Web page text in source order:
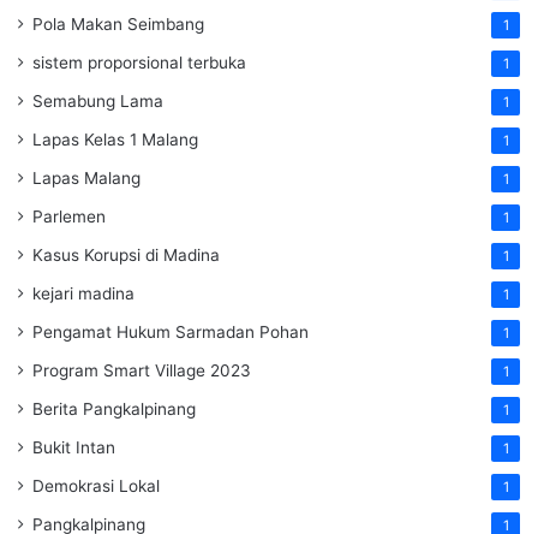
Pola Makan Seimbang 1
sistem proporsional terbuka 1
Semabung Lama 1
Lapas Kelas 1 Malang 1
Lapas Malang 1
Parlemen 1
Kasus Korupsi di Madina 1
kejari madina 1
Pengamat Hukum Sarmadan Pohan 1
Program Smart Village 2023 1
Berita Pangkalpinang 1
Bukit Intan 1
Demokrasi Lokal 1
Pangkalpinang 1